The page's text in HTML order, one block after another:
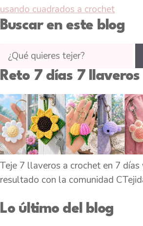
usando cuadrados a crochet
Buscar en este blog
Buscar
tutoriales
en
CTejidas
Reto 7 días 7 llaveros
Teje 7 llaveros a crochet en 7
resultado con la comunidad
Lo último del blog